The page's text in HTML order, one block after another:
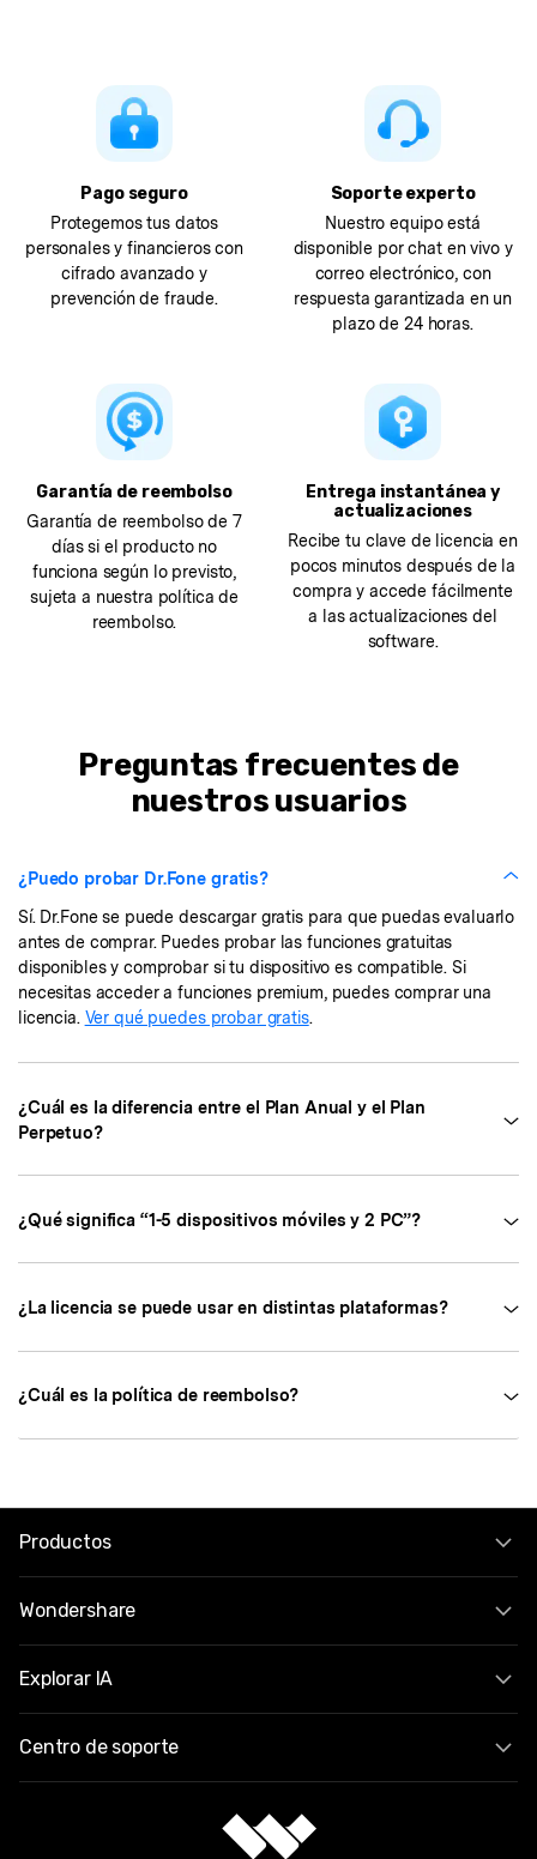
Pago seguro
Protegemos tus datos
personales y financieros con
cifrado avanzado y
prevención de fraude.
Soporte experto
Nuestro equipo está
disponible por chat en vivo y
correo electrónico, con
respuesta garantizada en un
plazo de 24 horas.
Garantía de reembolso
Garantía de reembolso de 7
días si el producto no
funciona según lo previsto,
sujeta a nuestra política de
reembolso.
Entrega instantánea y
actualizaciones
Recibe tu clave de licencia en
pocos minutos después de la
compra y accede fácilmente
a las actualizaciones del
software.
Preguntas frecuentes de
nuestros usuarios
¿Puedo probar Dr.Fone gratis?
Sí. Dr.Fone se puede descargar gratis para que puedas evaluarlo
antes de comprar. Puedes probar las funciones gratuitas
disponibles y comprobar si tu dispositivo es compatible. Si
necesitas acceder a funciones premium, puedes comprar una
licencia. Ver qué puedes probar gratis.
¿Cuál es la diferencia entre el Plan Anual y el Plan
Perpetuo?
¿Qué significa “1-5 dispositivos móviles y 2 PC”?
¿La licencia se puede usar en distintas plataformas?
¿Cuál es la política de reembolso?
Productos
Wondershare
Explorar IA
Centro de soporte